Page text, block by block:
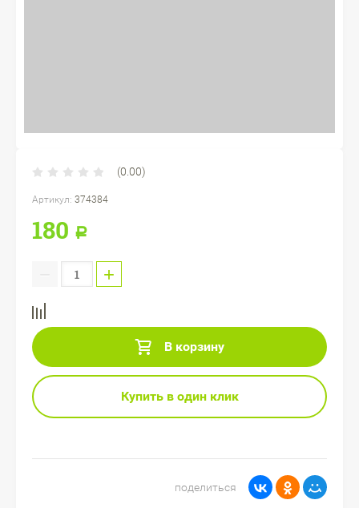
(0.00)
Артикул: 374384
180 Р
+
В корзину
Купить в один клик
поделиться